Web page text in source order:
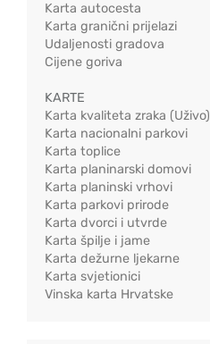
Karta autocesta
Karta granični prijelazi
Udaljenosti gradova
Cijene goriva
KARTE
Karta kvaliteta zraka (Uživo)
Karta nacionalni parkovi
Karta toplice
Karta planinarski domovi
Karta planinski vrhovi
Karta parkovi prirode
Karta dvorci i utvrde
Karta špilje i jame
Karta dežurne ljekarne
Karta svjetionici
Vinska karta Hrvatske